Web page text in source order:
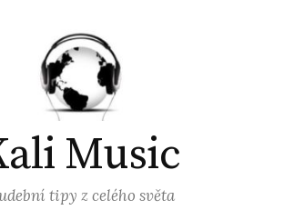
Music
tipy z celého světa